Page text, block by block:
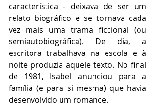
característica - deixava de ser um
relato biográfico e se tornava cada
vez mais uma trama ficcional (ou
semiautobiográfica). De dia, a
escritora trabalhava na escola e à
noite produzia aquele texto. No final
de 1981, Isabel anunciou para a
família (e para si mesma) que havia
desenvolvido um romance.